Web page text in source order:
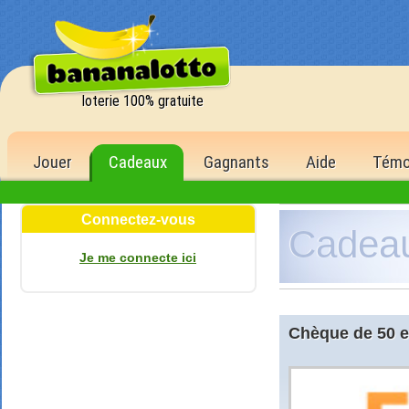
loterie 100% gratuite
Jouer Cadeaux Gagnants Aide
Connectez-vous
Je me connecte ici
Chèque de 50